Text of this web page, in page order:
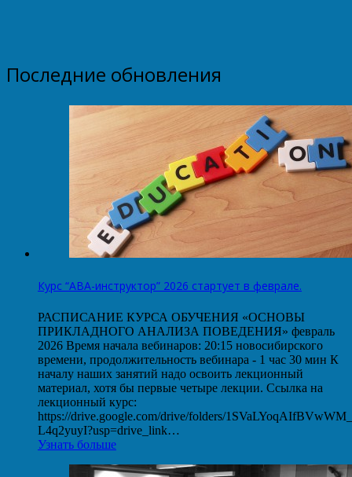
Последние обновления
Курс “АВА-инструктор” 2026 стартует в феврале.
РАСПИСАНИЕ КУРСА ОБУЧЕНИЯ «ОСНОВЫ
ПРИКЛАДНОГО АНАЛИЗА ПОВЕДЕНИЯ» февраль
2026 Время начала вебинаров: 20:15 новосибирского
времени, продолжительность вебинара - 1 час 30 мин К
началу наших занятий надо освоить лекционный
материал, хотя бы первые четыре лекции. Ссылка на
лекционный курс:
https://drive.google.com/drive/folders/
L4q2yuyI?usp=drive_link…
Узнать больше